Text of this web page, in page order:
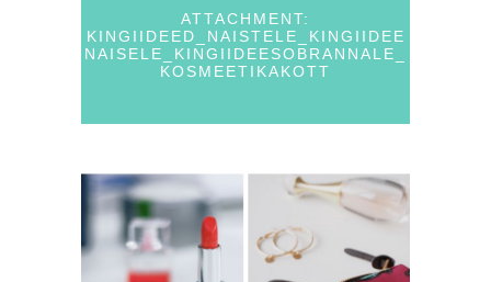
ATTACHMENT:
KINGIIDEED_NAISTELE_KINGIIDEE
NAISELE_KINGIIDEESOBRANNALE_
KOSMEETIKAKOTT